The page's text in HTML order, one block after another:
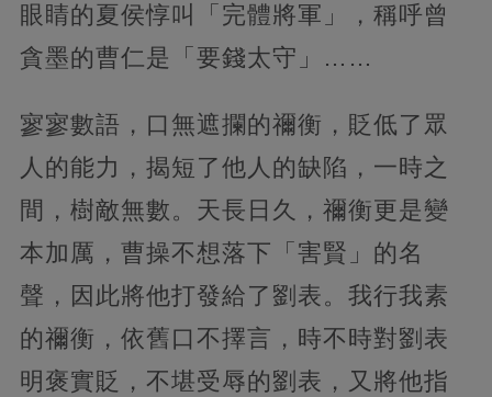
眼睛的夏侯惇叫「完體將軍」，稱呼曾
貪墨的曹仁是「要錢太守」……
寥寥數語，口無遮攔的禰衡，貶低了眾
人的能力，揭短了他人的缺陷，一時之
間，樹敵無數。天長日久，禰衡更是變
本加厲，曹操不想落下「害賢」的名
聲，因此將他打發給了劉表。我行我素
的禰衡，依舊口不擇言，時不時對劉表
明褒實貶，不堪受辱的劉表，又將他指